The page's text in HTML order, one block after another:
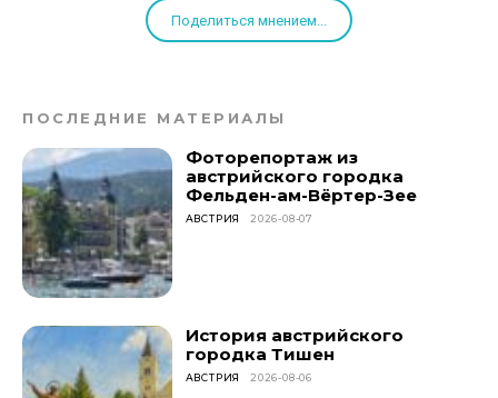
Поделиться мнением...
ПОСЛЕДНИЕ МАТЕРИАЛЫ
Фоторепортаж из
австрийского городка
Фельден-ам-Вёртер-Зее
АВСТРИЯ 2026-08-07
История австрийского
городка Тишен
АВСТРИЯ 2026-08-06